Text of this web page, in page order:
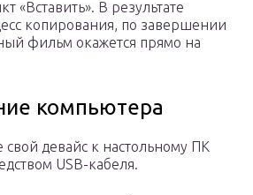
«Вставить». В результате
копирования, по завершении
фильм окажется прямо на
компьютера
девайс к настольному ПК
USB-кабеля.